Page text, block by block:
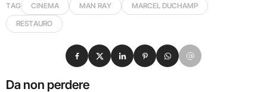
TAG CINEMA MAN RAY
MARCEL DUCHAMP
RESTAURO
Da non perdere
Condividi su Facebook
Condividi su X
Condividi su LinkedIn
Condividi su Pinterest
Condividi su WhatsApp
Condividi su Email